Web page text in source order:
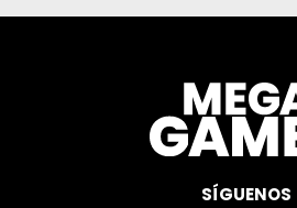
SÍGUENOS